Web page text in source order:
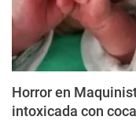
Horror en
intoxicada con